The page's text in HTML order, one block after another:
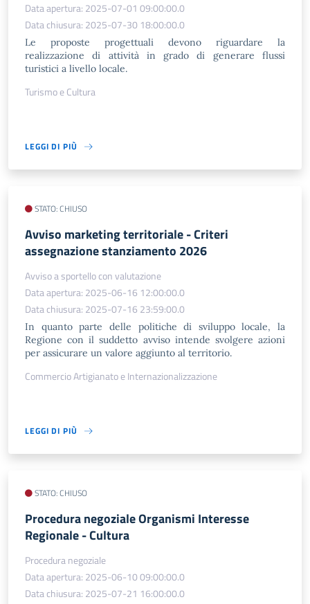
Data apertura: 2025-07-01 09:00:00.0
Data chiusura: 2025-07-30 18:00:00.0
Le proposte progettuali devono riguardare la
realizzazione di attività in grado di generare flussi
turistici a livello locale.
Turismo e Cultura
LEGGI DI PIÙ
STATO: CHIUSO
Avviso marketing territoriale - Criteri
assegnazione stanziamento 2026
Avviso a sportello con valutazione
Data apertura: 2025-06-16 12:00:00.0
Data chiusura: 2025-07-16 23:59:00.0
In quanto parte delle politiche di sviluppo locale, la
Regione con il suddetto avviso intende svolgere azioni
per assicurare un valore aggiunto al territorio.
Commercio Artigianato e Internazionalizzazione
LEGGI DI PIÙ
STATO: CHIUSO
Procedura negoziale Organismi Interesse
Regionale - Cultura
Procedura negoziale
Data apertura: 2025-06-10 09:00:00.0
Data chiusura: 2025-07-21 16:00:00.0